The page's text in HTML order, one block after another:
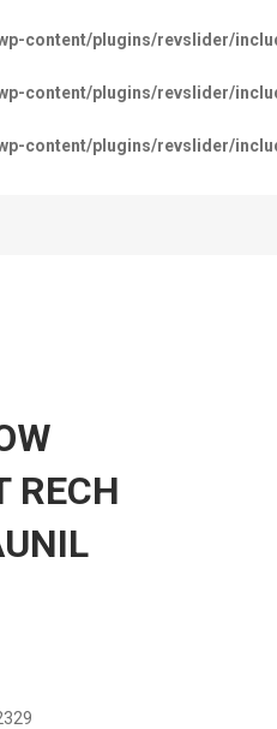
content/plugins/revslider/
content/plugins/revslider/
content/plugins/revslider/
RECH